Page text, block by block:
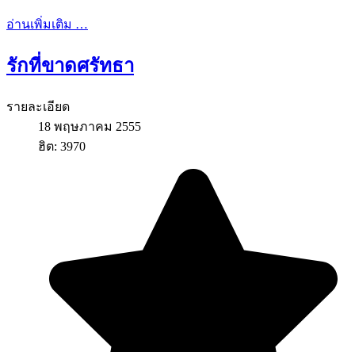
อ่านเพิ่มเติม …
รักที่ขาดศรัทธา
รายละเอียด
18 พฤษภาคม 2555
ฮิต: 3970